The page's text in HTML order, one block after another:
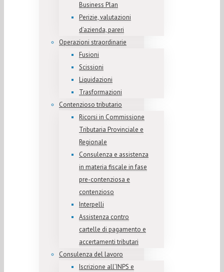
Business Plan
Perizie, valutazioni
d’azienda, pareri
Operazioni straordinarie
Fusioni
Scissioni
Liquidazioni
Trasformazioni
Contenzioso tributario
Ricorsi in Commissione
Tributaria Provinciale e
Regionale
Consulenza e assistenza
in materia fiscale in fase
pre-contenziosa e
contenzioso
Interpelli
Assistenza contro
cartelle di pagamento e
accertamenti tributari
Consulenza del lavoro
Iscrizione all’INPS e